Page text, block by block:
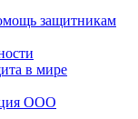
защитникам
в мире
ООО